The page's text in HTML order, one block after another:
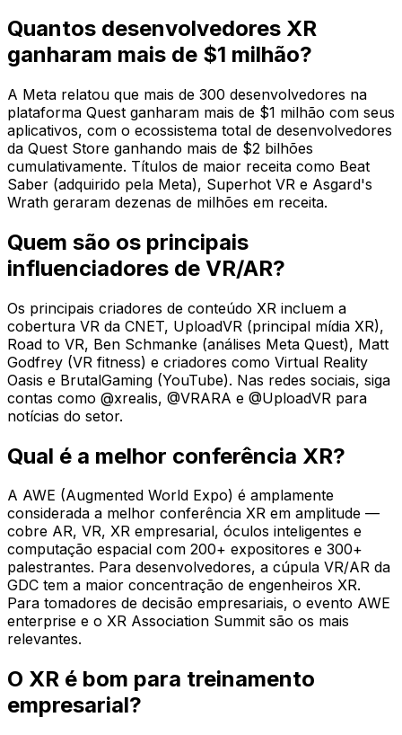
Quantos desenvolvedores XR
ganharam mais de $1 milhão?
A Meta relatou que mais de 300 desenvolvedores na
plataforma Quest ganharam mais de $1 milhão com seus
aplicativos, com o ecossistema total de desenvolvedores
da Quest Store ganhando mais de $2 bilhões
cumulativamente. Títulos de maior receita como Beat
Saber (adquirido pela Meta), Superhot VR e Asgard's
Wrath geraram dezenas de milhões em receita.
Quem são os principais
influenciadores de VR/AR?
Os principais criadores de conteúdo XR incluem a
cobertura VR da CNET, UploadVR (principal mídia XR),
Road to VR, Ben Schmanke (análises Meta Quest), Matt
Godfrey (VR fitness) e criadores como Virtual Reality
Oasis e BrutalGaming (YouTube). Nas redes sociais, siga
contas como @xrealis, @VRARA e @UploadVR para
notícias do setor.
Qual é a melhor conferência XR?
A AWE (Augmented World Expo) é amplamente
considerada a melhor conferência XR em amplitude —
cobre AR, VR, XR empresarial, óculos inteligentes e
computação espacial com 200+ expositores e 300+
palestrantes. Para desenvolvedores, a cúpula VR/AR da
GDC tem a maior concentração de engenheiros XR.
Para tomadores de decisão empresariais, o evento AWE
enterprise e o XR Association Summit são os mais
relevantes.
O XR é bom para treinamento
empresarial?